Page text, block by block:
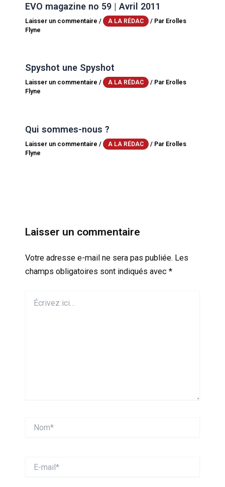
EVO magazine no 59 | Avril 2011
Laisser un commentaire / A LA RÉDAC / Par Erolles
Flyne
Spyshot une Spyshot
Laisser un commentaire / A LA RÉDAC / Par Erolles
Flyne
Qui sommes-nous ?
Laisser un commentaire / A LA RÉDAC / Par Erolles
Flyne
Laisser un commentaire
Votre adresse e-mail ne sera pas publiée. Les
champs obligatoires sont indiqués avec *
ici…
mail*